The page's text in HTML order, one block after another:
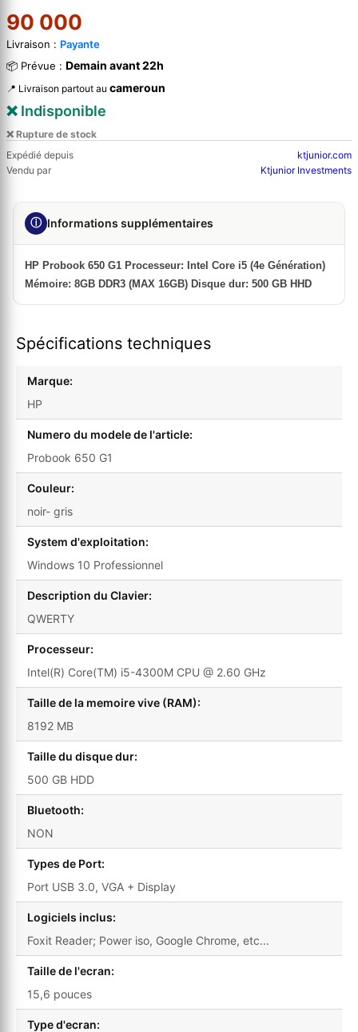
90 000
Livraison : Payante
📦 Prévue : Demain avant 22h
📍 Livraison partout au cameroun
❌ Indisponible
❌ Rupture de stock
Expédié depuis
ktjunior.com
Vendu par
Ktjunior Investments
ⓘ Informations supplémentaires
HP Probook 650 G1 Processeur: Intel Core i5 (4e Génération)
Mémoire: 8GB DDR3 (MAX 16GB) Disque dur: 500 GB HHD
Spécifications techniques
Marque:
HP
Numero du modele de l'article:
Probook 650 G1
Couleur:
noir- gris
System d'exploitation:
Windows 10 Professionnel
Description du Clavier:
QWERTY
Processeur:
Intel(R) Core(TM) i5-4300M CPU @ 2.60 GHz
Taille de la memoire vive (RAM):
8192 MB
Taille du disque dur:
500 GB HDD
Bluetooth:
NON
Types de Port:
Port USB 3.0, VGA + Display
Logiciels inclus:
Foxit Reader; Power iso, Google Chrome, etc...
Taille de l'ecran:
15,6 pouces
Type d'ecran: